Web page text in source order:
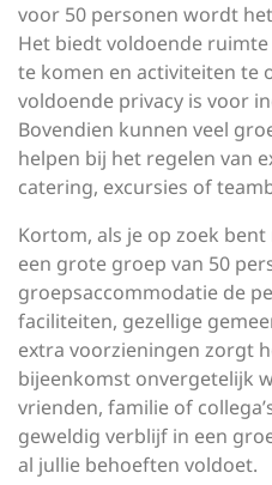
voor 50 personen wordt
Het biedt voldoende
te komen en activiteiten te
voldoende privacy is voor
Bovendien kunnen veel
helpen bij het regelen van
catering, excursies of
Kortom, als je op zoek
een grote groep van 50
groepsaccommodatie de
faciliteiten, gezellige
extra voorzieningen zorgt
bijeenkomst onvergetelijk
vrienden, familie of
geweldig verblijf in een
al jullie behoeften voldoet.